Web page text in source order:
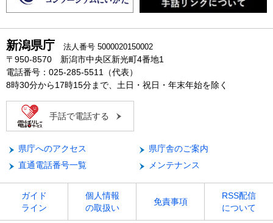
新潟県庁 法人番号 5000020150002
〒950-8570 新潟市中央区新光町4番地1
電話番号：025-285-5511（代表）
8時30分から17時15分まで、土日・祝日・年末年始を除く
手話で電話する
県庁へのアクセス
県庁舎のご案内
直通電話番号一覧
メンテナンス
ガイド
ライン
個人情報
の取扱い
免責事項
RSS配信
について